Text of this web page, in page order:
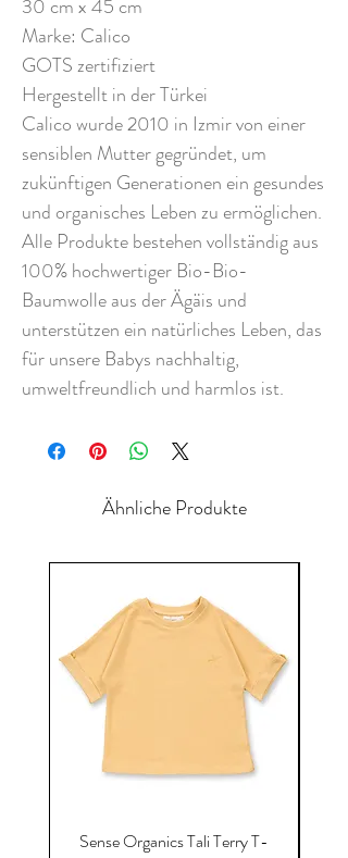
30 cm x 45 cm
Marke: Calico
GOTS zertifiziert
Hergestellt in der Türkei
Calico wurde 2010 in Izmir von einer
sensiblen Mutter gegründet, um
zukünftigen Generationen ein gesundes
und organisches Leben zu ermöglichen.
Alle Produkte bestehen vollständig aus
100% hochwertiger Bio-Bio-
Baumwolle aus der Ägäis und
unterstützen ein natürliches Leben, das
für unsere Babys nachhaltig,
umweltfreundlich und harmlos ist.
Ähnliche Produkte
Sense Organics Tali Terry T-